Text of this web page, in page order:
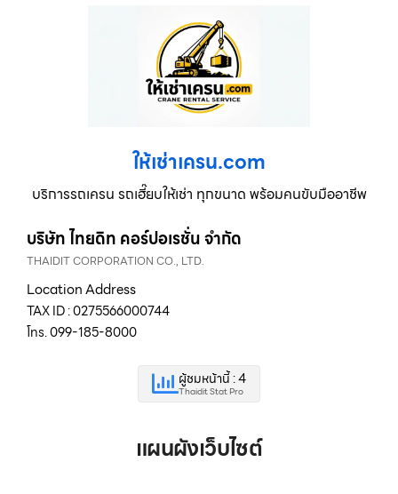
ให้เช่าเครน.com
บริการรถเครน รถเฮี๊ยบให้เช่า ทุกขนาด พร้อมคนขับมืออาชีพ
บริษัท ไทยดิท คอร์ปอเรชั่น จำกัด
THAIDIT CORPORATION CO., LTD.
Location Address
TAX ID : 0275566000744
โทร. 099-185-8000
ผู้ชมหน้านี้ : 4
Thaidit Stat Pro
แผนผังเว็บไซต์